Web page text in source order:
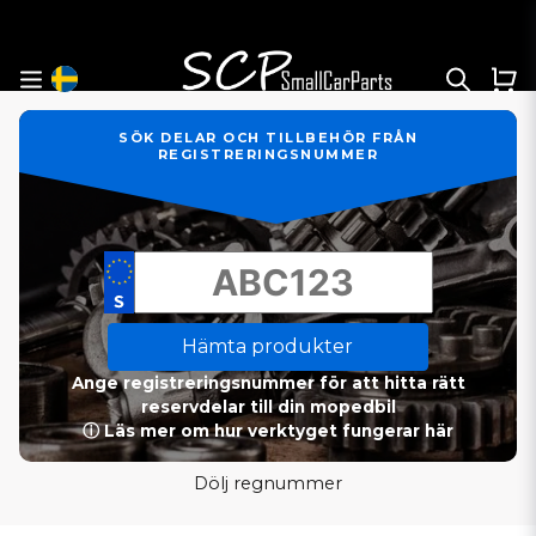
SÖK DELAR OCH TILLBEHÖR FRÅN
REGISTRERINGSNUMMER
Hämta produkter
Ange registreringsnummer för att hitta rätt
reservdelar till din mopedbil
ⓘ Läs mer om hur verktyget fungerar här
Dölj regnummer